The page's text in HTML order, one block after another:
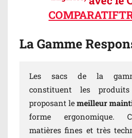
La Gamme
Les sacs de la
constituent les
proposant lemeilleur
forme ergonomique.
matières fines et très